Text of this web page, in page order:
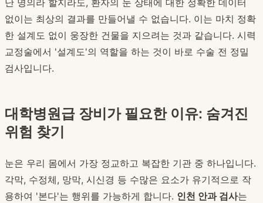
난 명의라 할지라도, 환자의 눈 상태에 대한 정확한 데이터
없이는 최상의 결과를 만들어낼 수 없습니다. 이는 마치 정확
한 설계도 없이 웅장한 건물을 지으려는 것과 같습니다. 시력
교정술에서 '설계도'의 역할을 하는 것이 바로 수술 전 정밀
검사입니다.
대학병원급 장비가 필요한 이유: 숨겨진
위험 찾기
눈은 우리 몸에서 가장 정교하고 복잡한 기관 중 하나입니다.
각막, 수정체, 망막, 시신경 등 수많은 요소가 유기적으로 작
용하여 '본다'는 행위를 가능하게 합니다. 인천 안과 검사는